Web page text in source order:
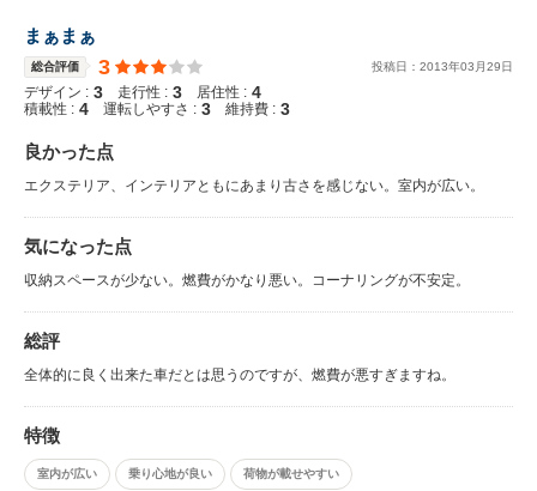
まぁまぁ
総合評価 3 投稿日： 2013年03 月29日
デザイン : 3 走行性 : 3 居住性 : 4
積載性 : 4 運転しやすさ : 3 維持費 : 3
良かった点
エクステリア、インテリアともにあまり古さを感じない。室内が広い。
気になった点
収納スペースが少ない。燃費がかなり悪い。コーナリングが不安定。
総評
全体的に良く出来た車だとは思うのですが、燃費が悪すぎますね。
特徴
室内が広い 乗り心地が良い 荷物が載せやすい